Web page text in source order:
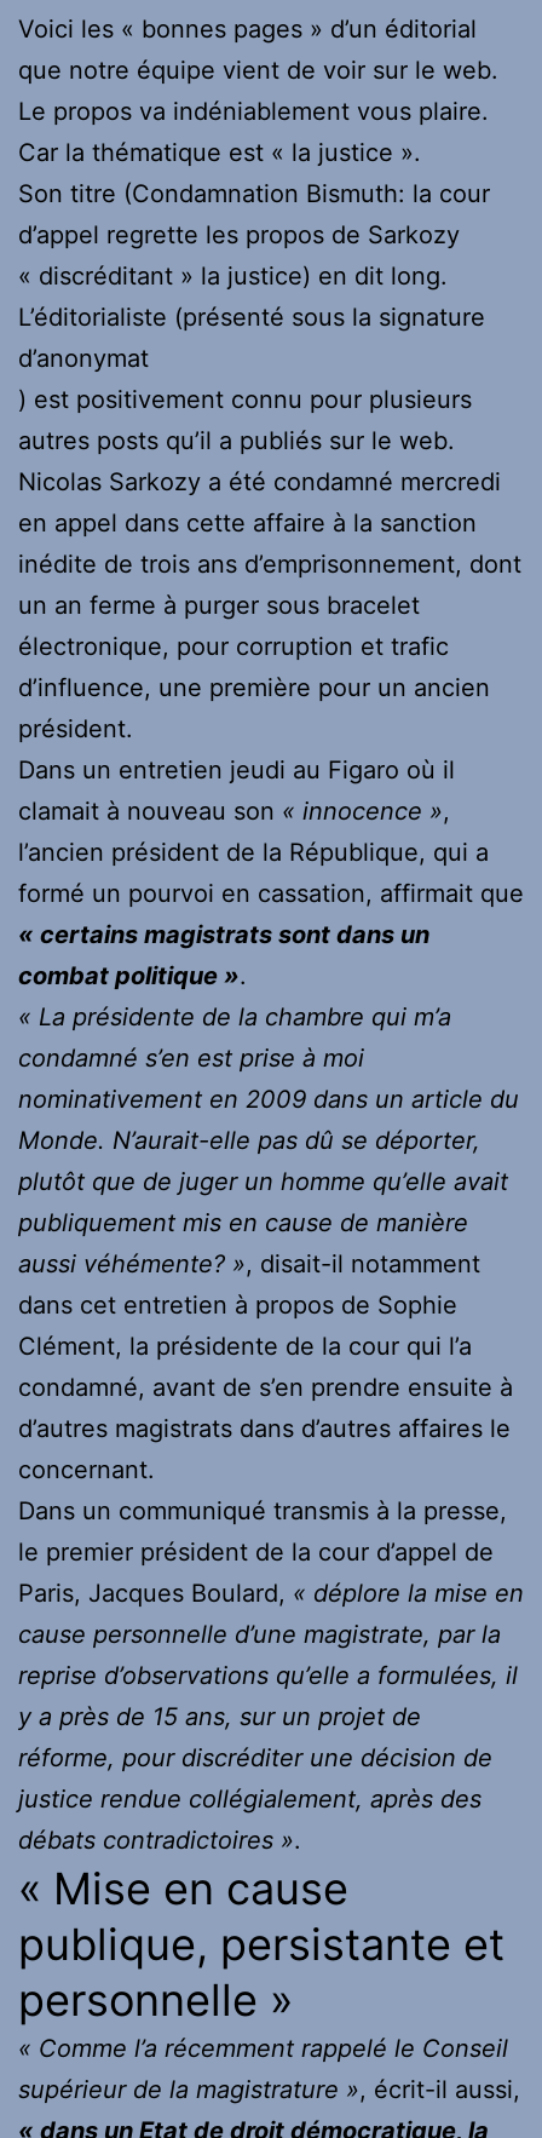
Voici les « bonnes pages » d’un éditorial
que notre équipe vient de voir sur le web.
Le propos va indéniablement vous plaire.
Car la thématique est « la justice ».
Son titre (Condamnation Bismuth: la cour
d’appel regrette les propos de Sarkozy
« discréditant » la justice) en dit long.
L’éditorialiste (présenté sous la signature
d’anonymat
) est positivement connu pour plusieurs
autres posts qu’il a publiés sur le web.
Nicolas Sarkozy a été condamné mercredi
en appel dans cette affaire à la sanction
inédite de trois ans d’emprisonnement, dont
un an ferme à purger sous bracelet
électronique, pour corruption et trafic
d’influence, une première pour un ancien
président.
Dans un entretien jeudi au Figaro où il
clamait à nouveau son « innocence »,
l’ancien président de la République, qui a
formé un pourvoi en cassation, affirmait que
« certains magistrats sont dans un
combat politique ».
« La présidente de la chambre qui m’a
condamné s’en est prise à moi
nominativement en 2009 dans un article du
Monde. N’aurait-elle pas dû se déporter,
plutôt que de juger un homme qu’elle avait
publiquement mis en cause de manière
aussi véhémente? », disait-il notamment
dans cet entretien à propos de Sophie
Clément, la présidente de la cour qui l’a
condamné, avant de s’en prendre ensuite à
d’autres magistrats dans d’autres affaires le
concernant.
Dans un communiqué transmis à la presse,
le premier président de la cour d’appel de
Paris, Jacques Boulard, « déplore la mise en
cause personnelle d’une magistrate, par la
reprise d’observations qu’elle a formulées, il
y a près de 15 ans, sur un projet de
réforme, pour discréditer une décision de
justice rendue collégialement, après des
débats contradictoires ».
« Mise en cause
publique, persistante et
personnelle »
« Comme l’a récemment rappelé le Conseil
supérieur de la magistrature », écrit-il aussi,
« dans un Etat de droit démocratique, la